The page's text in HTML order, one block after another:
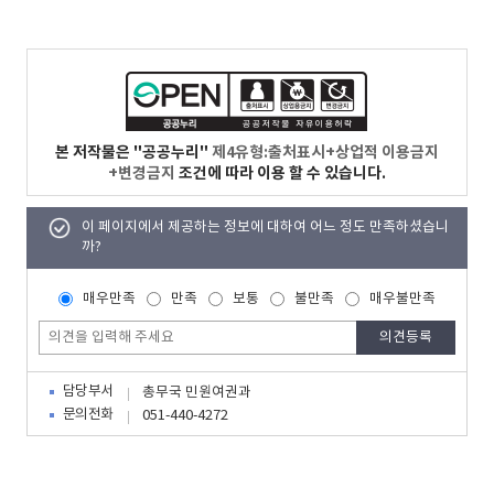
본 저작물은 "공공누리" 제4유형:출처표시+상업적 이용금지
+변경금지 조건에 따라 이용 할 수 있습니다.
이 페이지에서 제공하는 정보에 대하여 어느 정도 만족하셨습니
까?
매우만족 만족 보통 불만족 매우불만족
담당부서
총무국 민원여권과
문의전화
051-440-4272